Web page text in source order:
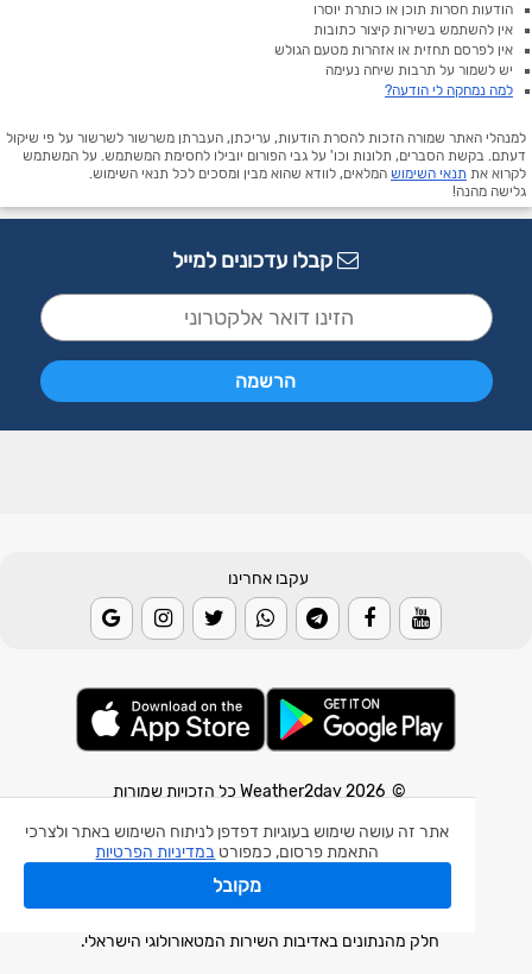
אתר זה עושה שימוש בעוגיות דפדפן לניתוח השימוש באתר ולצרכי
התאמת פרסום, כמפורט במדיניות הפרטיות
מקובל
הודעות חסרות תוכן או כותרת יוסרו
אין להשתמש בשירות קיצור כתובות
אין לפרסם תחזית או אזהרות מטעם הגולש
יש לשמור על תרבות שיחה נעימה
למה נמחקה לי הודעה?
למנהלי האתר שמורה הזכות להסרת הודעות, עריכתן, העברתן משרשור לשרשור על פי שיקול
דעתם. בקשת הסברים, תלונות וכו' על גבי הפורום יובילו לחסימת המשתמש. על המשתמש
לקרוא את תנאי השימוש המלאים, לוודא שהוא מבין ומסכים לכל תנאי השימוש.
גלישה מהנה!
קבלו עדכונים למייל
עקבו אחרינו
© 2026 Weather2day כל הזכויות שמורות
אפליקצית מזג אוויר
אפליקצית רעידת אדמה
אפליקצית מכ"ם גשם
חלק מהנתונים באדיבות השירות המטאורולוגי הישראלי.